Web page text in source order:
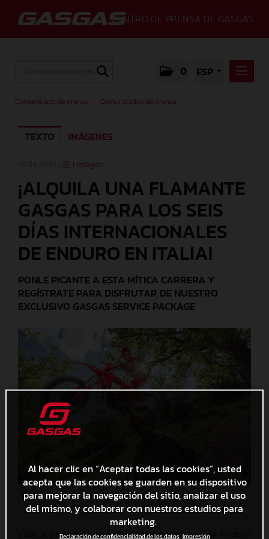
CENTRO DE PRENSA DE GASGAS
0 ESP
MEDIA
GASGAS
CONTACTO
Comunicado de prensa Comunicados de prensa
TEXTO IMÁGENES
1 Imágen
¡ALQUILA UNA FLAMANTE
GASGAS PARA LOS SEIS
DÍAS INTERNACIONALES
DE ENDURO EN ITALIA!
PONLE PICANTE A ESTA MÍTICA CARRERA Y
REGÍSTRATE PARA DISFRUTAR DE NUESTRO
EXCLUSIVO GASGAS SERVICE PACKAGE
6DAYS
¿Vas a participar en 6 DÍAS Internacionales de Enduro
Al hacer clic en “Aceptar todas las cookies”, usted
acepta que las cookies se guarden en su dispositivo
para mejorar la navegación del sitio, analizar el uso
del mismo, y colaborar con nuestros estudios para
marketing.
Declaración de confidencialidad de los datos Impresión